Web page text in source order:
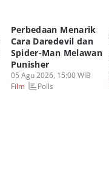
Perbedaan Menarik
Cara Daredevil dan
Spider-Man Melawan
Punisher
05 Agu 2026, 15:00 WIB
Film
Polls